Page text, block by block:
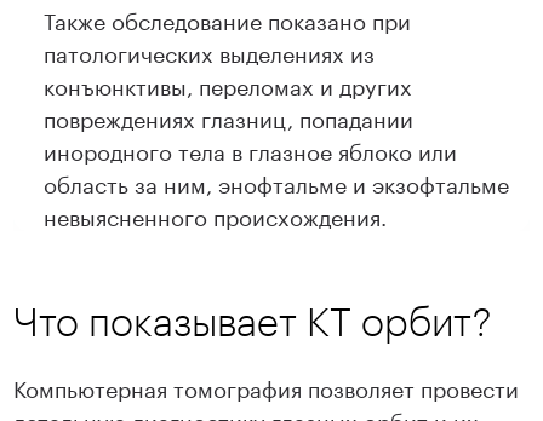
Также обследование показано при
патологических выделениях из
конъюнктивы, переломах и других
повреждениях глазниц, попадании
инородного тела в глазное яблоко или
область за ним, энофтальме и экзофтальме
невыясненного происхождения.
Что показывает КТ орбит?
Компьютерная томография позволяет провести